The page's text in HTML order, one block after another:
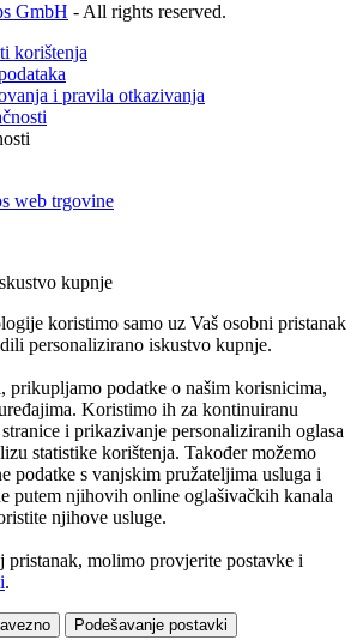
GmbH - All rights reserved.
korištenja
i pravila otkazivanja
web trgovine
kupnje
koristimo samo uz Vaš osobni pristanak
personalizirano iskustvo kupnje.
prikupljamo podatke o našim korisnicima,
Koristimo ih za kontinuiranu
i prikazivanje personaliziranih oglasa
statistike korištenja. Također možemo
podatke s vanjskim pružateljima usluga i
putem njihovih online oglašivačkih kanala
njihove usluge.
pristanak, molimo provjerite postavke i
.
Podešavanje postavki